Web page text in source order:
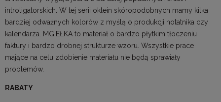
introligatorskich. W tej serii oklein skóropodobnych mamy kilka
bardziej odważnych kolorów z myślą o produkcji notatnika czy
kalendarza. MGIEŁKA to materiał o bardzo płytkim tłoczeniu
faktury i bardzo drobnej strukturze wzoru. Wszystkie prace
mające na celu zdobienie materiału nie będą sprawiały
problemów.
RABATY